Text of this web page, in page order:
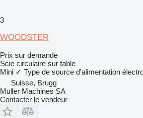
3
WOODSTER
Prix sur demande
Scie circulaire sur table
Mini ✓ Type de source d'alimentation
Suisse, Brugg
Muller Machines SA
Contacter le vendeur